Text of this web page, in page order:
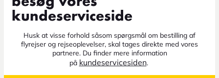
kundeserviceside
Husk at visse forhold såsom spørgsmål om bestilling af
flyrejser og rejseoplevelser, skal tages direkte med vores
partnere. Du finder mere information
på kundeservicesiden.